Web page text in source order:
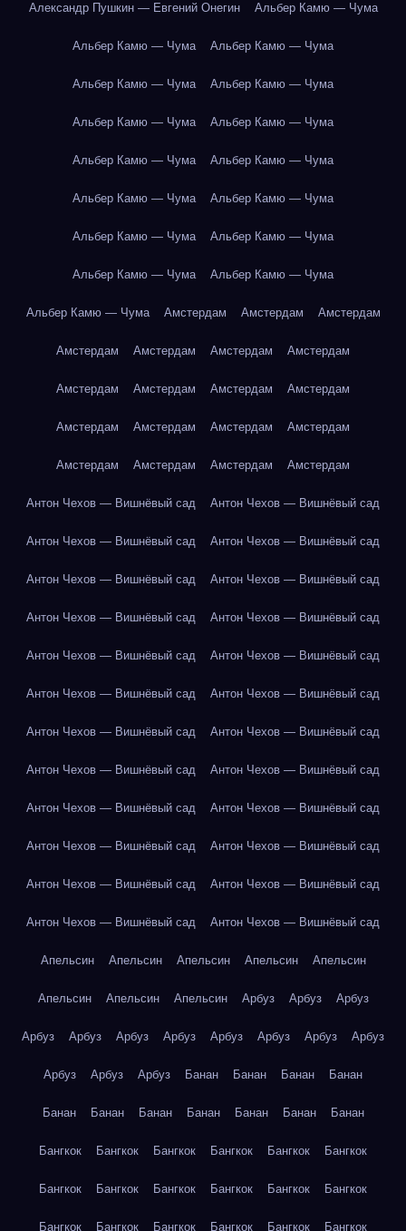
Александр Пушкин — Евгений Онегин Альбер Камю — Чума
Альбер Камю — Чума Альбер Камю — Чума
Альбер Камю — Чума Альбер Камю — Чума
Альбер Камю — Чума Альбер Камю — Чума
Альбер Камю — Чума Альбер Камю — Чума
Альбер Камю — Чума Альбер Камю — Чума
Альбер Камю — Чума Альбер Камю — Чума
Альбер Камю — Чума Альбер Камю — Чума
Альбер Камю — Чума Амстердам Амстердам Амстердам
Амстердам Амстердам Амстердам Амстердам
Амстердам Амстердам Амстердам Амстердам
Амстердам Амстердам Амстердам Амстердам
Амстердам Амстердам Амстердам Амстердам
Антон Чехов — Вишнёвый сад Антон Чехов — Вишнёвый сад
Антон Чехов — Вишнёвый сад Антон Чехов — Вишнёвый сад
Антон Чехов — Вишнёвый сад Антон Чехов — Вишнёвый сад
Антон Чехов — Вишнёвый сад Антон Чехов — Вишнёвый сад
Антон Чехов — Вишнёвый сад Антон Чехов — Вишнёвый сад
Антон Чехов — Вишнёвый сад Антон Чехов — Вишнёвый сад
Антон Чехов — Вишнёвый сад Антон Чехов — Вишнёвый сад
Антон Чехов — Вишнёвый сад Антон Чехов — Вишнёвый сад
Антон Чехов — Вишнёвый сад Антон Чехов — Вишнёвый сад
Антон Чехов — Вишнёвый сад Антон Чехов — Вишнёвый сад
Антон Чехов — Вишнёвый сад Антон Чехов — Вишнёвый сад
Антон Чехов — Вишнёвый сад Антон Чехов — Вишнёвый сад
Апельсин Апельсин Апельсин Апельсин Апельсин
Апельсин Апельсин Апельсин Арбуз Арбуз Арбуз
Арбуз Арбуз Арбуз Арбуз Арбуз Арбуз Арбуз Арбуз
Арбуз Арбуз Арбуз Банан Банан Банан Банан
Банан Банан Банан Банан Банан Банан Банан
Бангкок Бангкок Бангкок Бангкок Бангкок Бангкок
Бангкок Бангкок Бангкок Бангкок Бангкок Бангкок
Бангкок Бангкок Бангкок Бангкок Бангкок Бангкок